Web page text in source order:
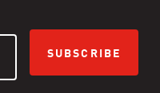
SUBSCRIBE